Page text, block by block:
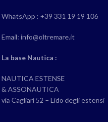
WhatsApp : +39 331 19 19 106
Email: info@oltremare.it
La base Nautica :
NAUTICA ESTENSE
& ASSONAUTICA
via Cagliari 52 – Lido degli estensi